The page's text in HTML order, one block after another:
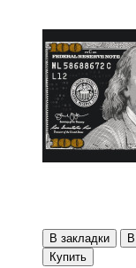
В закладки
Купить